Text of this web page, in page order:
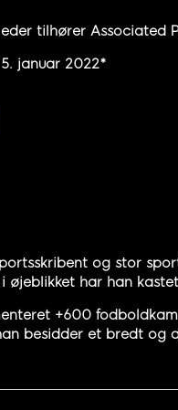
tilhører Associated
januar 2022*
og stor
øjeblikket har han
+600
besidder et bredt og